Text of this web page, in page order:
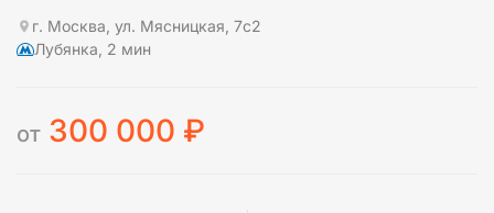
г. Москва, ул. Мясницкая, 7с2
Лубянка, 2 мин
от 300 000 ₽